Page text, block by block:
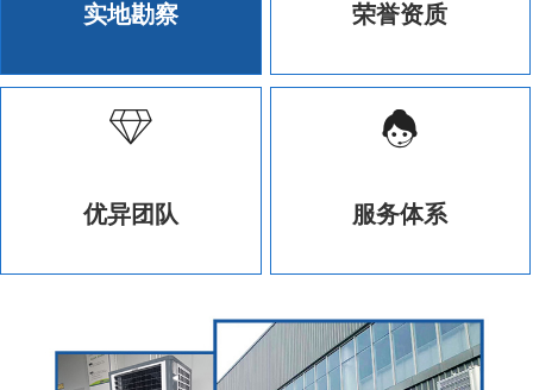
实地勘察 荣誉资质
优异团队 服务体系